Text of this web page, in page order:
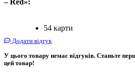
54 карти
Додати відгук
У цього товару немає відгуків. Станьте
цей товар!